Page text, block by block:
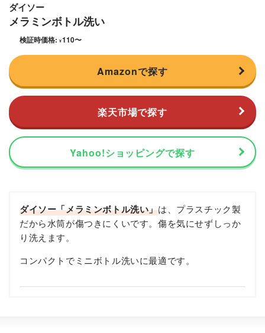
ダイソー
メラミンボトル洗い
検証時価格: ¥110〜
Amazonで探す
楽天市場で探す
Yahoo!ショッピングで探す
ダイソー「メラミンボトル洗い」は、プラスチック製
だから水筒が傷つきにくいです。傷を気にせずしっか
り洗えます。
コンパクトでミニボトル洗いに最適です。